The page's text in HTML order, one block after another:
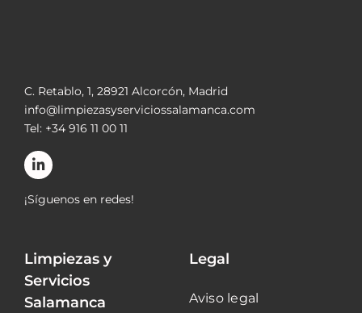
C. Retablo, 1, 28921 Alcorcón, Madrid
info@limpiezasyserviciossalamanca.com
Tel: +34 916 11 00 11
¡Síguenos en redes!
Limpiezas y
Servicios
Salamanca
Legal
Aviso legal